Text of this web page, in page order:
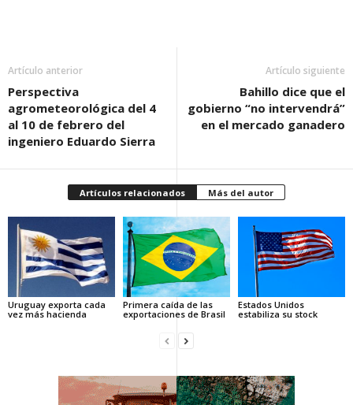
Artículo anterior
Perspectiva
agrometeorológica del 4
al 10 de febrero del
ingeniero Eduardo Sierra
Artículo siguiente
Bahillo dice que el
gobierno “no intervendrá”
en el mercado ganadero
Artículos relacionados Más del autor
Uruguay exporta cada
vez más hacienda
Primera caída de las
exportaciones de Brasil
Estados Unidos
estabiliza su stock